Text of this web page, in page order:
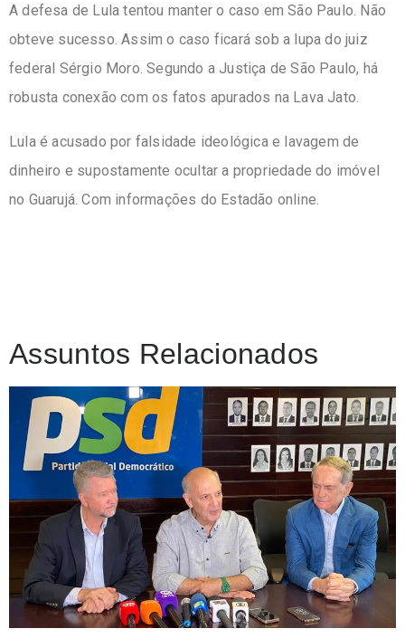
k
A defesa de Lula tentou manter o caso em São Paulo. Não
obteve sucesso. Assim o caso ficará sob a lupa do juiz
federal Sérgio Moro. Segundo a Justiça de São Paulo, há
robusta conexão com os fatos apurados na Lava Jato.
Lula é acusado por falsidade ideológica e lavagem de
dinheiro e supostamente ocultar a propriedade do imóvel
no Guarujá. Com informações do Estadão online.
Assuntos Relacionados